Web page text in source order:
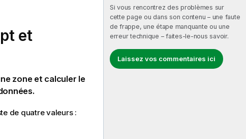
Si vous rencontrez des problèmes sur
cette page ou dans son contenu – une faute
de frappe, une étape manquante ou une
erreur technique – faites-le-nous savoir.
Laissez vos commentaires ici
et
zone et calculer le
de quatre valeurs :